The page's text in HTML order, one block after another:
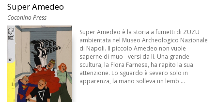
Super Amedeo
Coconino Press
Super Amedeo è la storia a fumetti di ZUZU
ambientata nel Museo Archeologico Nazionale
di Napoli. Il piccolo Amedeo non vuole
saperne di muo - versi da lì. Una grande
scultura, la Flora Farnese, ha rapito la sua
attenzione. Lo sguardo è severo solo in
apparenza, la mano solleva un lemb ...